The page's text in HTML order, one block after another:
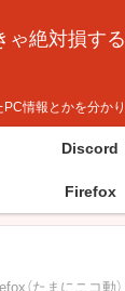
ゃ絶対損す
情報とかを分か
Discord
Firefox
（たまにニコ動）